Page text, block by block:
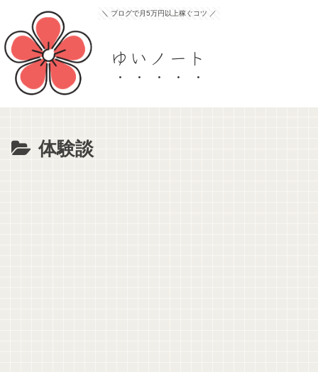
＼ ブログで月5万円以上稼ぐコツ ／
ゆいノート
体験談